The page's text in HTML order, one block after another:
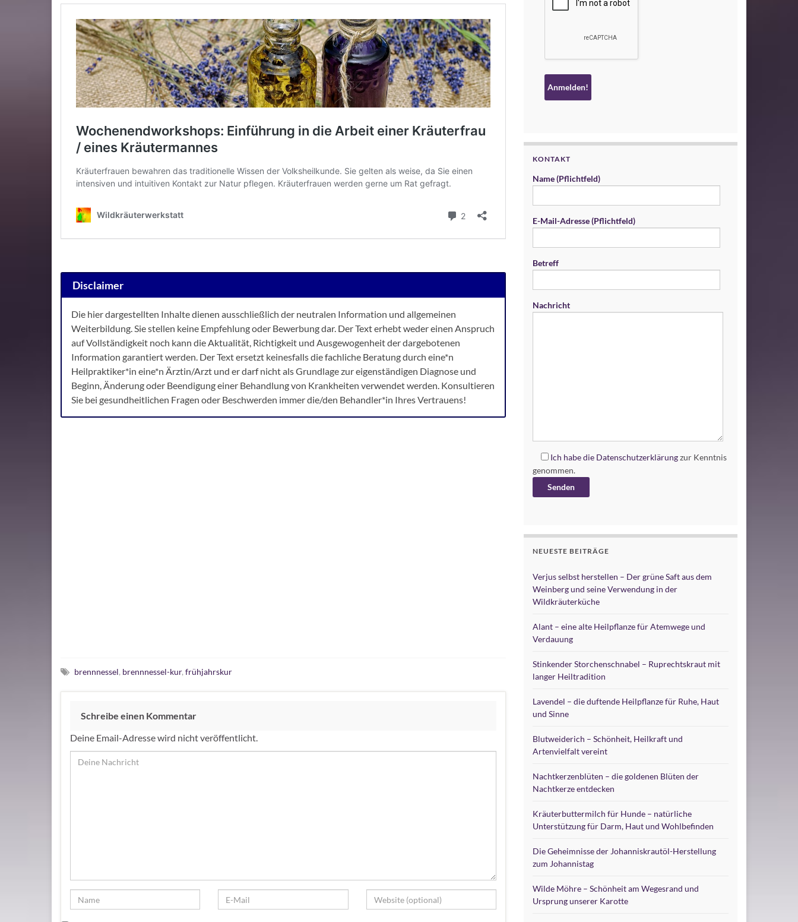
Disclaimer
Die hier dargestellten Inhalte dienen ausschließlich der neutralen Information und allgemeinen
Weiterbildung. Sie stellen keine Empfehlung oder Bewerbung dar. Der Text erhebt weder einen Anspruch
auf Vollständigkeit noch kann die Aktualität, Richtigkeit und Ausgewogenheit der dargebotenen
Information garantiert werden. Der Text ersetzt keinesfalls die fachliche Beratung durch eine*n
Heilpraktiker*in eine*n Ärztin/Arzt und er darf nicht als Grundlage zur eigenständigen Diagnose und
Beginn, Änderung oder Beendigung einer Behandlung von Krankheiten verwendet werden. Konsultieren
Sie bei gesundheitlichen Fragen oder Beschwerden immer die/den Behandler*in Ihres Vertrauens!
brennnessel, brennnessel-kur,frühjahrskur
Schreibe einen Kommentar
Deine Email-Adresse wird nicht veröffentlicht.
KONTAKT
Name (Pflichtfeld)
E-Mail-Adresse (Pflichtfeld)
Betreff
Nachricht
Ich habe die Datenschutzerklärungzur Kenntnis
genommen.
NEUESTE BEITRÄGE
Verjus selbst herstellen – Der grüne Saft aus dem
Weinberg und seine Verwendung in der
Wildkräuterküche
Alant – eine alte Heilpflanze für Atemwege und
Verdauung
Stinkender Storchenschnabel – Ruprechtskraut mit
langer Heiltradition
Lavendel – die duftende Heilpflanze für Ruhe, Haut
und Sinne
Blutweiderich – Schönheit, Heilkraft und
Artenvielfalt vereint
Nachtkerzenblüten – die goldenen Blüten der
Nachtkerze entdecken
Kräuterbuttermilch für Hunde – natürliche
Unterstützung für Darm, Haut und Wohlbefinden
Die Geheimnisse der Johanniskrautöl-Herstellung
zum Johannistag
Wilde Möhre – Schönheit am Wegesrand und
Ursprung unserer Karotte